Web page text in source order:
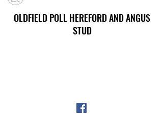
OLDFIELD POLL HEREFORD AND ANGUS
STUD